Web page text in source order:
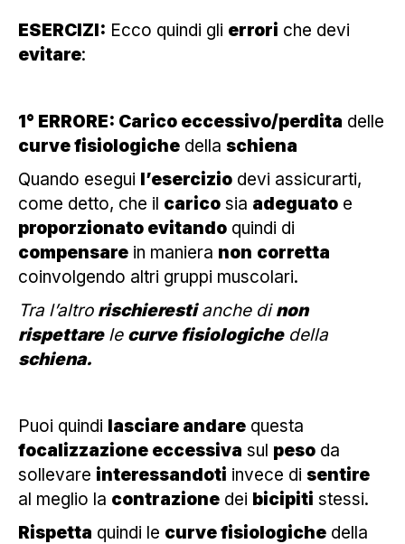
ESERCIZI: Ecco quindi gli errori che devi
evitare:
1° ERRORE: Carico eccessivo/perdita delle
curve fisiologiche della schiena
Quando esegui l’esercizio devi assicurarti,
come detto, che il carico sia adeguato e
proporzionato evitando quindi di
compensare in maniera non corretta
coinvolgendo altri gruppi muscolari.
Tra l’altro rischierestianche dinon
rispettarele curve fisiologichedella
schiena.
Puoi quindi lasciare andare questa
focalizzazione eccessiva sul peso da
sollevare interessandoti invece di sentire
al meglio la contrazione dei bicipiti stessi.
Rispetta quindi le curve fisiologiche della